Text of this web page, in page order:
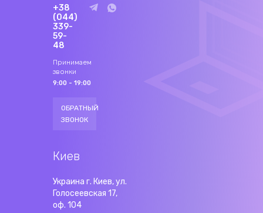
+38
(044)
339-
59-
48
Принимаем
звонки
9:00 - 19:00
ОБРАТНЫЙ
ЗВОНОК
Киев
Украина г. Киев, ул.
Голосеевская 17,
оф. 104